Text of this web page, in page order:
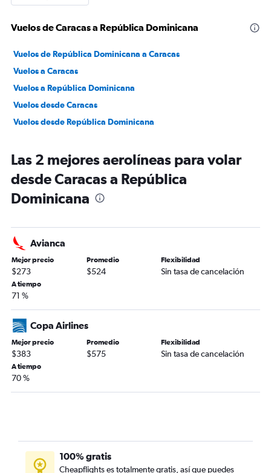
Vuelos de Caracas a República Dominicana
Vuelos de República Dominicana a Caracas
Vuelos a Caracas
Vuelos a República Dominicana
Vuelos desde Caracas
Vuelos desde República Dominicana
Las 2 mejores aerolíneas para volar
desde Caracas a República
Dominicana
Avianca
Mejor precio
$273
Promedio
$524
Flexibilidad
Sin tasa de cancelación
A tiempo
71 %
Copa Airlines
Mejor precio
$383
Promedio
$575
Flexibilidad
Sin tasa de cancelación
A tiempo
70 %
100% gratis
Cheapflights es totalmente gratis, así que puedes